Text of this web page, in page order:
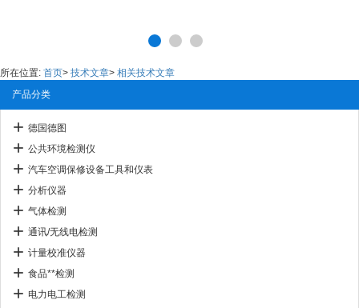
所在位置: 首页> 技术文章> 相关技术文章
产品分类
德国德图
公共环境检测仪
汽车空调保修设备工具和仪表
分析仪器
气体检测
通讯/无线电检测
计量校准仪器
食品**检测
电力电工检测